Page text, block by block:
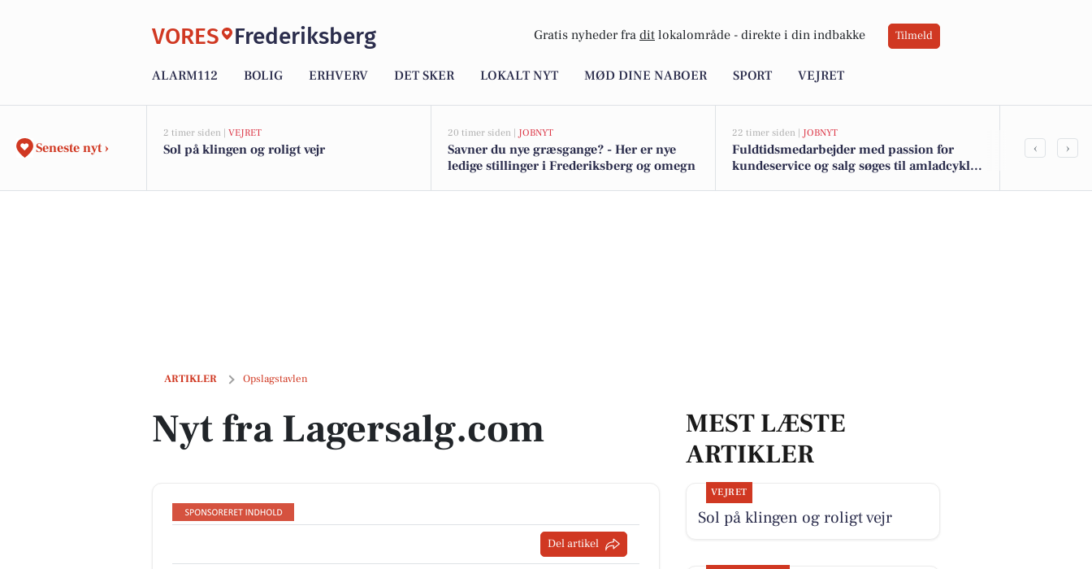
VORES Frederiksberg Gratis nyheder fra dit lokalområde - direkte i din indbakke Tilmeld
ALARM112 BOLIG ERHVERV DET SKER LOKALT NYT MØD DINE NABOER SPORT VEJRET
Seneste nyt ›
2 timer siden | VEJRET
Sol på klingen og roligt vejr
20 timer siden | JOBNYT
Savner du nye græsgange? - Her er nye
ledige stillinger i Frederiksberg og omegn
22 timer siden | JOBNYT
Fuldtidsmedarbejder med passion for
kundeservice og salg søges til amladcykler
‹ ›
ARTIKLER Opslagstavlen
Nyt fra Lagersalg.com
Nyt fra Lagersalg.com
Del artikel
MEST LÆSTE
ARTIKLER
VEJRET
Sol på klingen og roligt vejr